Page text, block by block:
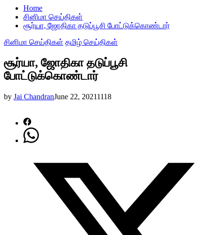
Home
சினிமா செய்திகள்
சூர்யா, ஜோதிகா தடுப்பூசி போட்டுக்கொண்டார்
சினிமா செய்திகள் தமிழ் செய்திகள்
சூர்யா, ஜோதிகா தடுப்பூசி
போட்டுக்கொண்டார்
by Jai ChandranJune 22, 20211118